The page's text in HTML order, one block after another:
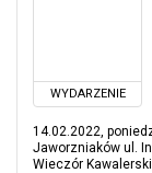
WYDARZENIE
14.02.2022,
Jaworzniaków ul.
Wieczór